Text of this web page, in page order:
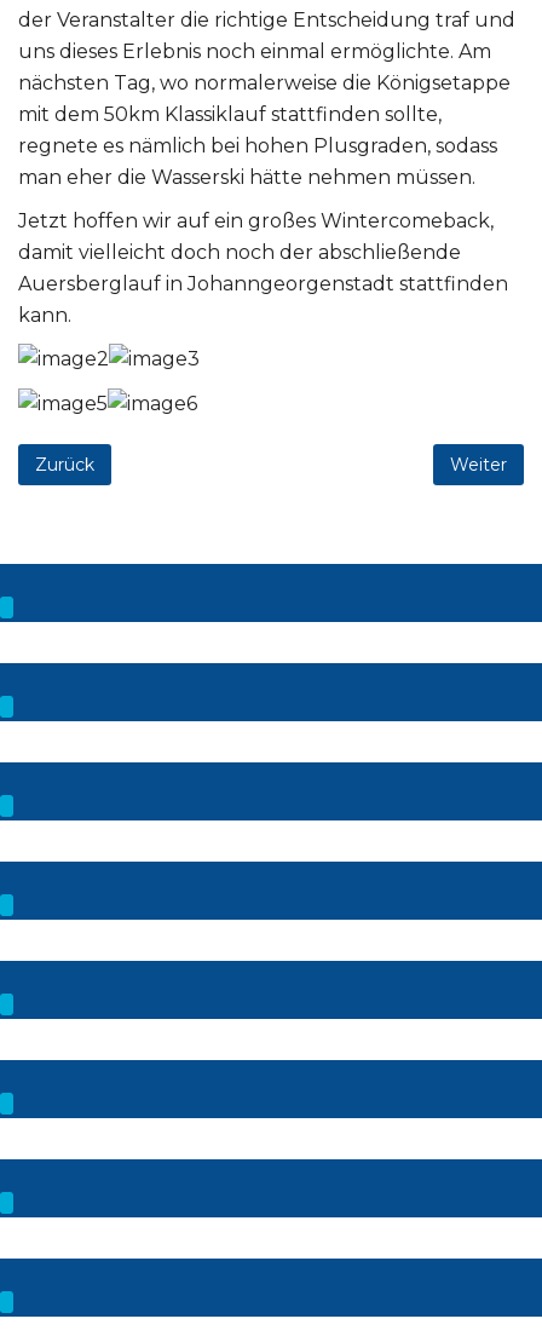
der Veranstalter die richtige Entscheidung traf und
uns dieses Erlebnis noch einmal ermöglichte. Am
nächsten Tag, wo normalerweise die Königsetappe
mit dem 50km Klassiklauf stattfinden sollte,
regnete es nämlich bei hohen Plusgraden, sodass
man eher die Wasserski hätte nehmen müssen.
Jetzt hoffen wir auf ein großes Wintercomeback,
damit vielleicht doch noch der abschließende
Auersberglauf in Johanngeorgenstadt stattfinden
kann.
Zurück Weiter